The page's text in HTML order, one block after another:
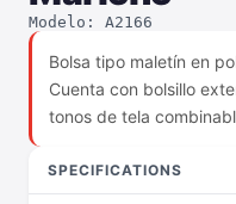
Modelo: A2166
Bolsa tipo maletín en
Cuenta con bolsillo
tonos de tela
SPECIFICATIONS